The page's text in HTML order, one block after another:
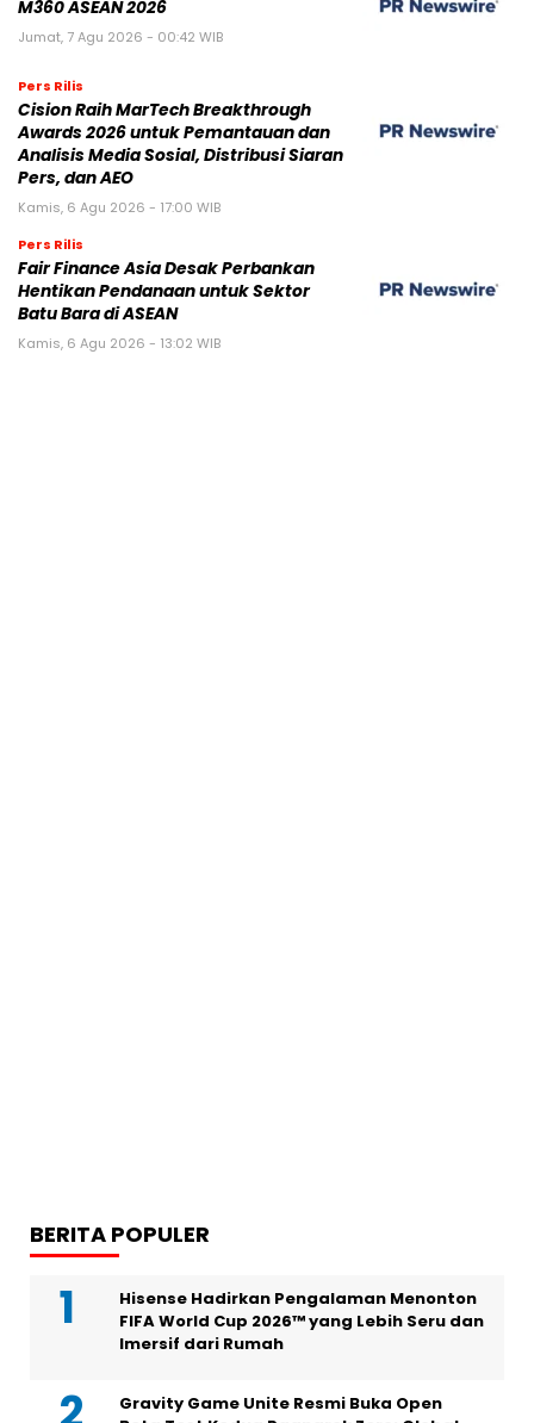
M360 ASEAN 2026
Jumat, 7 Agu 2026 - 00:42 WIB
Pers Rilis
Cision Raih MarTech Breakthrough
Awards 2026 untuk Pemantauan dan
Analisis Media Sosial, Distribusi Siaran
Pers, dan AEO
Kamis, 6 Agu 2026 - 17:00 WIB
Pers Rilis
Fair Finance Asia Desak Perbankan
Hentikan Pendanaan untuk Sektor
Batu Bara di ASEAN
Kamis, 6 Agu 2026 - 13:02 WIB
BERITA POPULER
Hisense Hadirkan Pengalaman Menonton
FIFA World Cup 2026™ yang Lebih Seru dan
Imersif dari Rumah
Gravity Game Unite Resmi Buka Open